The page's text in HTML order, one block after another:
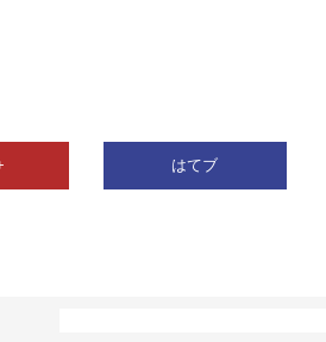
はてブ